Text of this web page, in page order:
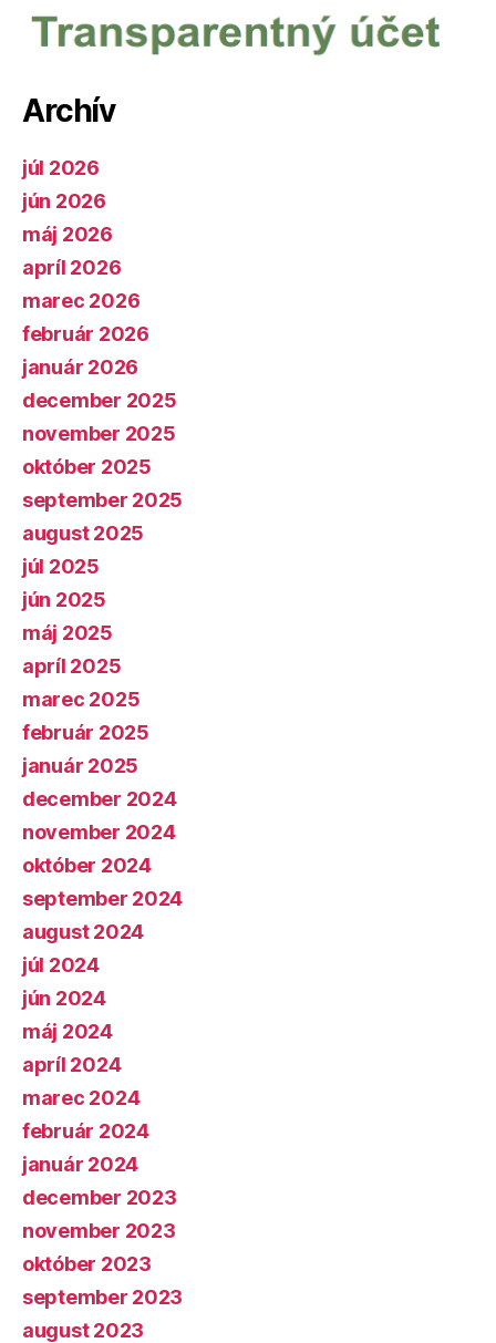
Archív
júl 2026
jún 2026
máj 2026
apríl 2026
marec 2026
február 2026
január 2026
december 2025
november 2025
október 2025
september 2025
august 2025
júl 2025
jún 2025
máj 2025
apríl 2025
marec 2025
február 2025
január 2025
december 2024
november 2024
október 2024
september 2024
august 2024
júl 2024
jún 2024
máj 2024
apríl 2024
marec 2024
február 2024
január 2024
december 2023
november 2023
október 2023
september 2023
august 2023